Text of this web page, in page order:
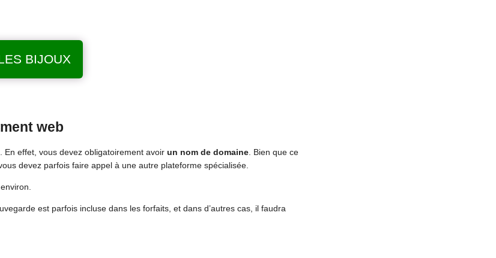
BIJOUX
web
En effet, vous devez obligatoirement avoir un nom de domaine . Bien que ce
devez parfois faire appel à une autre plateforme spécialisée.
est parfois incluse dans les forfaits, et dans d’autres cas, il faudra